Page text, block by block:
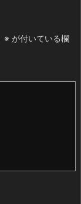
※ が付いている欄